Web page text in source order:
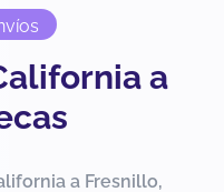
a
a Fresnillo,